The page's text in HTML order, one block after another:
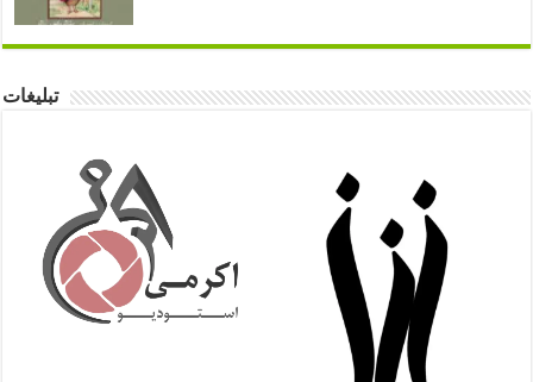
تبلیغات